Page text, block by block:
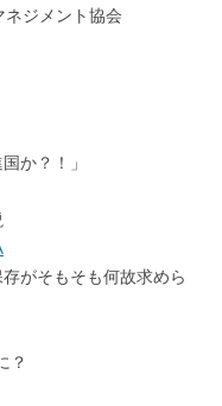
ジメント協会
か？！」
がそもそも何故求めら
？